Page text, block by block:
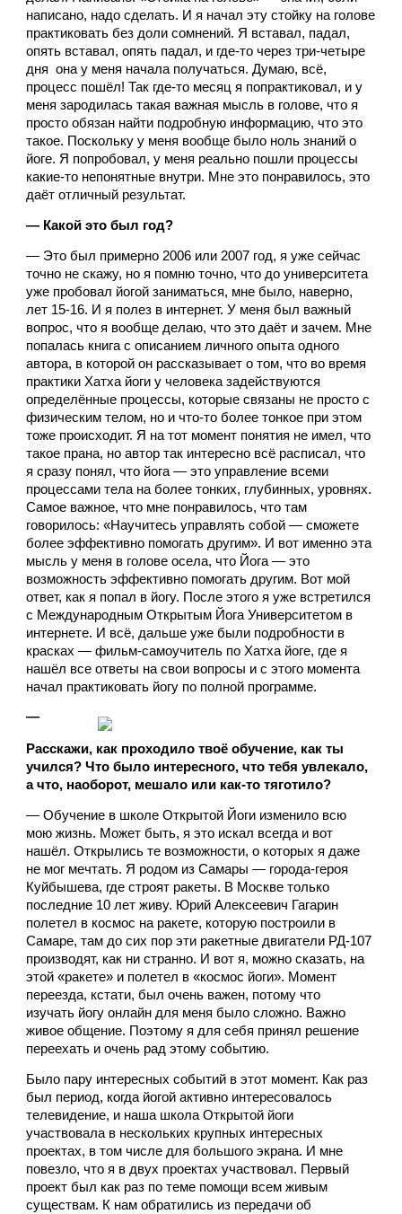
написано, надо сделать. И я начал эту стойку на голове
практиковать без доли сомнений. Я вставал, падал,
опять вставал, опять падал, и где-то через три-четыре
дня  она у меня начала получаться. Думаю, всё,
процесс пошёл! Так где-то месяц я попрактиковал, и у
меня зародилась такая важная мысль в голове, что я
просто обязан найти подробную информацию, что это
такое. Поскольку у меня вообще было ноль знаний о
йоге. Я попробовал, у меня реально пошли процессы
какие-то непонятные внутри. Мне это понравилось, это
даёт отличный результат.
— Какой это был год?
— Это был примерно 2006 или 2007 год, я уже сейчас
точно не скажу, но я помню точно, что до университета
уже пробовал йогой заниматься, мне было, наверно,
лет 15-16. И я полез в интернет. У меня был важный
вопрос, что я вообще делаю, что это даёт и зачем. Мне
попалась книга с описанием личного опыта одного
автора, в которой он рассказывает о том, что во время
практики Хатха йоги у человека задействуются
определённые процессы, которые связаны не просто с
физическим телом, но и что-то более тонкое при этом
тоже происходит. Я на тот момент понятия не имел, что
такое прана, но автор так интересно всё расписал, что
я сразу понял, что йога — это управление всеми
процессами тела на более тонких, глубинных, уровнях.
Самое важное, что мне понравилось, что там
говорилось: «Научитесь управлять собой — сможете
более эффективно помогать другим». И вот именно эта
мысль у меня в голове осела, что Йога — это
возможность эффективно помогать другим. Вот мой
ответ, как я попал в йогу. После этого я уже встретился
с Международным Открытым Йога Университетом в
интернете. И всё, дальше уже были подробности в
красках — фильм-самоучитель по Хатха йоге, где я
нашёл все ответы на свои вопросы и с этого момента
начал практиковать йогу по полной программе.
—
Расскажи, как проходило твоё обучение, как ты
учился? Что было интересного, что тебя увлекало,
а что, наоборот, мешало или как-то тяготило?
— Обучение в школе Открытой Йоги изменило всю
мою жизнь. Может быть, я это искал всегда и вот
нашёл. Открылись те возможности, о которых я даже
не мог мечтать. Я родом из Самары — города-героя
Куйбышева, где строят ракеты. В Москве только
последние 10 лет живу. Юрий Алексеевич Гагарин
полетел в космос на ракете, которую построили в
Самаре, там до сих пор эти ракетные двигатели РД-107
производят, как ни странно. И вот я, можно сказать, на
этой «ракете» и полетел в «космос йоги». Момент
переезда, кстати, был очень важен, потому что
изучать йогу онлайн для меня было сложно. Важно
живое общение. Поэтому я для себя принял решение
переехать и очень рад этому событию.
Было пару интересных событий в этот момент. Как раз
был период, когда йогой активно интересовалось
телевидение, и наша школа Открытой йоги
участвовала в нескольких крупных интересных
проектах, в том числе для большого экрана. И мне
повезло, что я в двух проектах участвовал. Первый
проект был как раз по теме помощи всем живым
существам. К нам обратились из передачи об